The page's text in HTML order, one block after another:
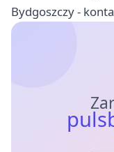
Bydgoszczy -